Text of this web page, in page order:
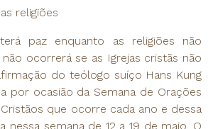
religiões
paz enquanto as religiões não
ocorrerá se as Igrejas cristãs não
do teólogo suíço Hans Kung
por ocasião da Semana de Orações
que ocorre cada ano e dessa
nessa semana de 12 a 19 de maio. O